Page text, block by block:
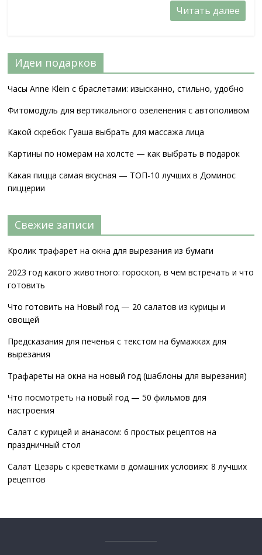
Читать далее
Идеи подарков
Часы Anne Klein с браслетами: изысканно, стильно, удобно
Фитомодуль для вертикального озеленения с автополивом
Какой скребок Гуаша выбрать для массажа лица
Картины по номерам на холсте — как выбрать в подарок
Какая пицца самая вкусная — ТОП-10 лучших в Доминос
пиццерии
Свежие записи
Кролик трафарет на окна для вырезания из бумаги
2023 год какого животного: гороскоп, в чем встречать и что
готовить
Что готовить на Новый год — 20 салатов из курицы и
овощей
Предсказания для печенья с текстом на бумажках для
вырезания
Трафареты на окна на новый год (шаблоны для вырезания)
Что посмотреть на новый год — 50 фильмов для
настроения
Салат с курицей и ананасом: 6 простых рецептов на
праздничный стол
Салат Цезарь с креветками в домашних условиях: 8 лучших
рецептов